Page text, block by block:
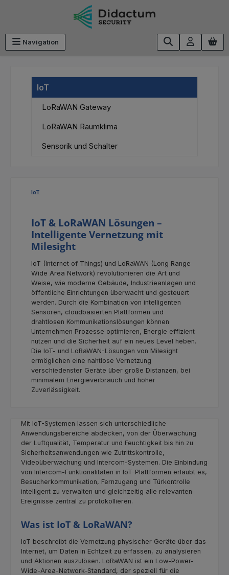
Zum Hauptinhalt springen
Navigation
IoT
LoRaWAN Gateway
LoRaWAN Raumklima
Sensorik und Schalter
IoT
IoT & LoRaWAN Lösungen –
Intelligente Vernetzung mit
Milesight
IoT (Internet of Things) und LoRaWAN (Long Range
Wide Area Network) revolutionieren die Art und
Weise, wie moderne Gebäude, Industrieanlagen und
öffentliche Einrichtungen überwacht und gesteuert
werden. Durch die Kombination von intelligenten
Sensoren, cloudbasierten Plattformen und
drahtlosen Kommunikationslösungen können
Unternehmen Prozesse optimieren, Energie effizient
nutzen und die Sicherheit auf ein neues Level heben.
Die IoT- und LoRaWAN-Lösungen von Milesight
ermöglichen eine nahtlose Vernetzung
verschiedenster Geräte über große Distanzen, bei
minimalem Energieverbrauch und hoher
Zuverlässigkeit.
Mit IoT-Systemen lassen sich unterschiedliche
Anwendungsbereiche abdecken, von der Überwachung
der Luftqualität, Temperatur und Feuchtigkeit bis hin zu
Sicherheitsanwendungen wie Zutrittskontrolle,
Videoüberwachung und Intercom-Systemen. Die Einbindung
von Intercom-Funktionalitäten in IoT-Plattformen erlaubt es,
Besucherkommunikation, Fernzugang und Türkontrolle
intelligent zu verwalten und gleichzeitig alle relevanten
Ereignisse zentral zu protokollieren.
Was ist IoT & LoRaWAN?
IoT beschreibt die Vernetzung physischer Geräte über das
Internet, um Daten in Echtzeit zu erfassen, zu analysieren
und Aktionen auszulösen. LoRaWAN ist ein Low-Power-
Wide-Area-Network-Standard, der speziell für die